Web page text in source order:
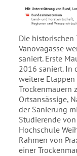
Die
Vanovagasse
saniert. Erste
2016 saniert. In
weitere
Trockenmauern
Ortsansässige,
der Sanierung
Studierende
Hochschule
Rahmen von
einer